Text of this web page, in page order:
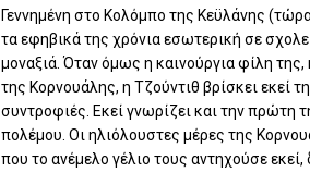
Γεννημένη στο Κολόμπο της Κεϋλάνης
τα εφηβικά της χρόνια εσωτερική σε
μοναξιά. Όταν όμως η καινούργια φίλη της,
της Κορνουάλης, η Τζούντιθ βρίσκει εκεί
συντροφιές. Εκεί γνωρίζει και την πρώτη
πολέμου. Οι ηλιόλουστες μέρες της
που το ανέμελο γέλιο τους αντηχούσε